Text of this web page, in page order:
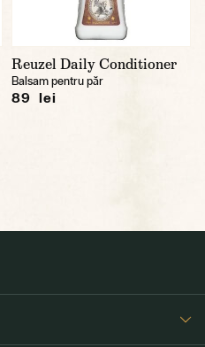
Reuzel Daily Conditioner
Balsam pentru păr
89 lei